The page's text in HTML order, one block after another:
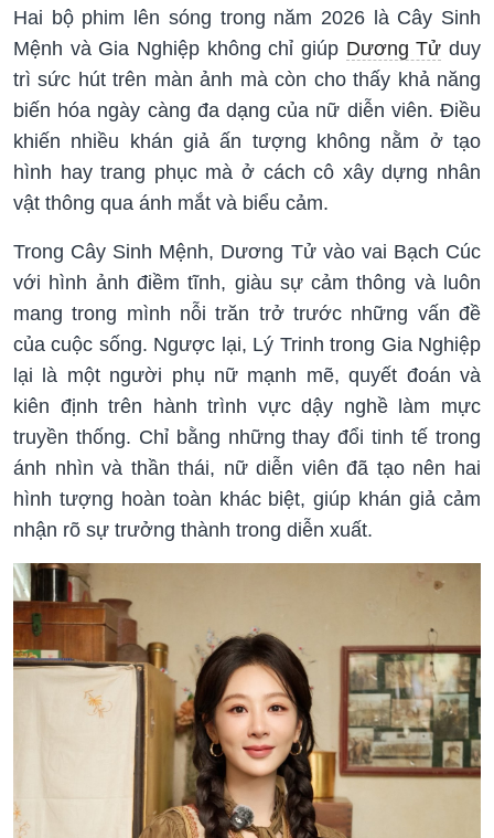
Hai bộ phim lên sóng trong năm 2026 là Cây Sinh
Mệnh và Gia Nghiệp không chỉ giúp Dương Tử duy
trì sức hút trên màn ảnh mà còn cho thấy khả năng
biến hóa ngày càng đa dạng của nữ diễn viên. Điều
khiến nhiều khán giả ấn tượng không nằm ở tạo
hình hay trang phục mà ở cách cô xây dựng nhân
vật thông qua ánh mắt và biểu cảm.
Trong Cây Sinh Mệnh, Dương Tử vào vai Bạch Cúc
với hình ảnh điềm tĩnh, giàu sự cảm thông và luôn
mang trong mình nỗi trăn trở trước những vấn đề
của cuộc sống. Ngược lại, Lý Trinh trong Gia Nghiệp
lại là một người phụ nữ mạnh mẽ, quyết đoán và
kiên định trên hành trình vực dậy nghề làm mực
truyền thống. Chỉ bằng những thay đổi tinh tế trong
ánh nhìn và thần thái, nữ diễn viên đã tạo nên hai
hình tượng hoàn toàn khác biệt, giúp khán giả cảm
nhận rõ sự trưởng thành trong diễn xuất.